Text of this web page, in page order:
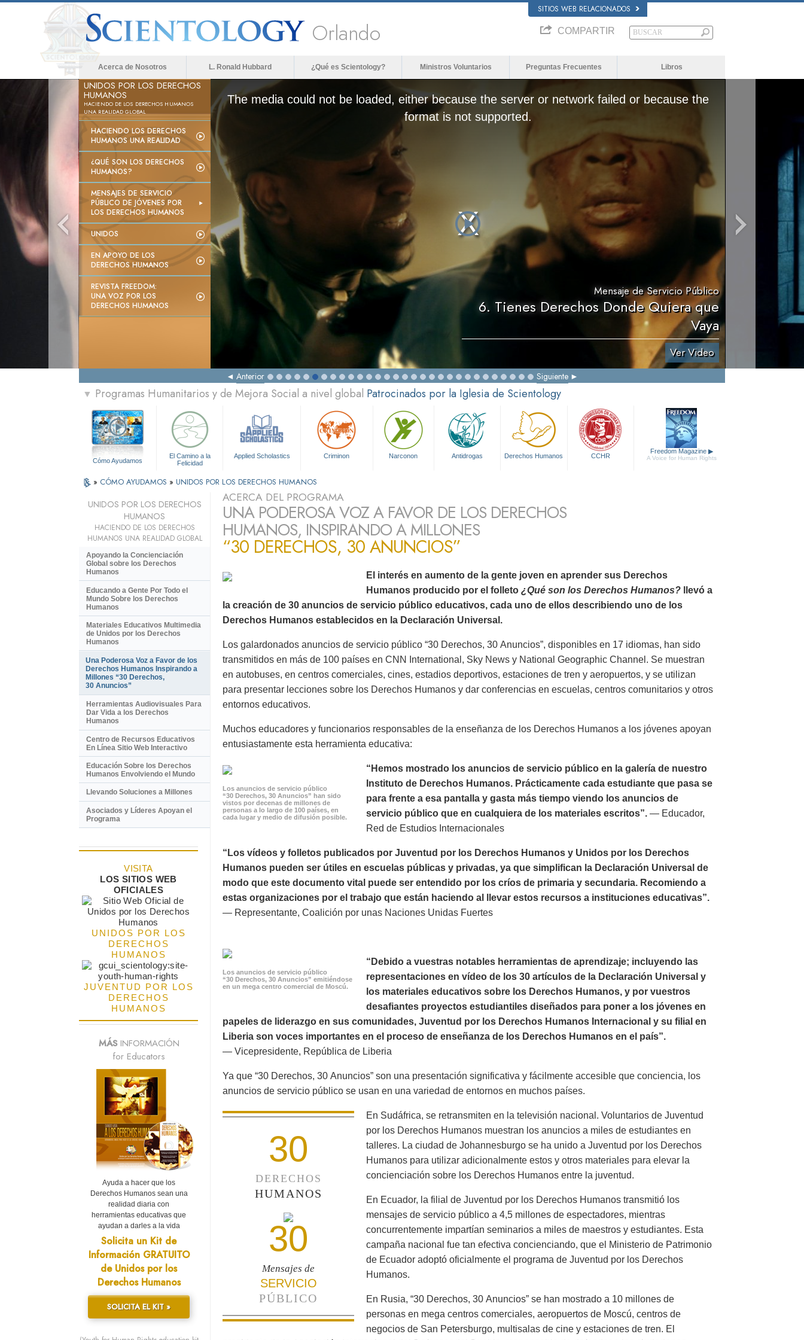
SITIOS WEB RELACIONADOS
Orlando COMPARTIR
Acerca de Nosotros L. Ronald Hubbard ¿Qué es Scientology? Ministros Voluntarios Preguntas Frecuentes Libros
UNIDOS POR LOS DERECHOS
HUMANOS
HACIENDO DE LOS DERECHOS HUMANOS
UNA REALIDAD GLOBAL
HACIENDO LOS DERECHOS
HUMANOS UNA REALIDAD
¿QUÉ SON LOS DERECHOS
HUMANOS?
MENSAJES DE SERVICIO
PÚBLICO DE JÓVENES POR
LOS DERECHOS HUMANOS
UNIDOS
EN APOYO DE LOS
DERECHOS HUMANOS
REVISTA FREEDOM:
UNA VOZ POR LOS
DERECHOS HUMANOS
The media could not be loaded, either because the server or network failed or because the
format is not supported.
Mensaje de Servicio Público
6. Tienes Derechos Donde Quiera que
Vaya
Ver Video
Anterior Siguiente
▼ Programas Humanitarios y de Mejora Social a nivel global Patrocinados por la Iglesia de Scientology
Cómo Ayudamos
El Camino a la
Felicidad
Applied Scholastics Criminon Narconon Antidrogas Derechos Humanos CCHR
Freedom Magazine ▶
A Voice for Human Rights
» CÓMO AYUDAMOS » UNIDOS POR LOS DERECHOS HUMANOS
ACERCA DEL PROGRAMA
UNA PODEROSA VOZ A FAVOR DE LOS DERECHOS
HUMANOS, INSPIRANDO A MILLONES
“30 DERECHOS, 30 ANUNCIOS”
El interés en aumento de la gente joven en aprender sus Derechos
Humanos producido por el folleto ¿Qué son los Derechos Humanos? llevó a
la creación de 30 anuncios de servicio público educativos, cada uno de ellos describiendo uno de los
Derechos Humanos establecidos en la Declaración Universal.
Los galardonados anuncios de servicio público “30 Derechos, 30 Anuncios”, disponibles en 17 idiomas, han sido
transmitidos en más de 100 países en CNN International, Sky News y National Geographic Channel. Se muestran
en autobuses, en centros comerciales, cines, estadios deportivos, estaciones de tren y aeropuertos, y se utilizan
para presentar lecciones sobre los Derechos Humanos y dar conferencias en escuelas, centros comunitarios y otros
entornos educativos.
Muchos educadores y funcionarios responsables de la enseñanza de los Derechos Humanos a los jóvenes apoyan
entusiastamente esta herramienta educativa:
Los anuncios de servicio público
“30 Derechos, 30 Anuncios” han sido
vistos por decenas de millones de
personas a lo largo de 100 países, en
cada lugar y medio de difusión posible.
“Hemos mostrado los anuncios de servicio público en la galería de nuestro
Instituto de Derechos Humanos. Prácticamente cada estudiante que pasa se
para frente a esa pantalla y gasta más tiempo viendo los anuncios de
servicio público que en cualquiera de los materiales escritos”. — Educador,
Red de Estudios Internacionales
“Los vídeos y folletos publicados por Juventud por los Derechos Humanos y Unidos por los Derechos
Humanos pueden ser útiles en escuelas públicas y privadas, ya que simplifican la Declaración Universal de
modo que este documento vital puede ser entendido por los críos de primaria y secundaria. Recomiendo a
estas organizaciones por el trabajo que están haciendo al llevar estos recursos a instituciones educativas”.
— Representante, Coalición por unas Naciones Unidas Fuertes
Los anuncios de servicio público
“30 Derechos, 30 Anuncios” emitiéndose
en un mega centro comercial de Moscú.
“Debido a vuestras notables herramientas de aprendizaje; incluyendo las
representaciones en vídeo de los 30 artículos de la Declaración Universal y
los materiales educativos sobre los Derechos Humanos, y por vuestros
desafiantes proyectos estudiantiles diseñados para poner a los jóvenes en
papeles de liderazgo en sus comunidades, Juventud por los Derechos Humanos Internacional y su filial en
Liberia son voces importantes en el proceso de enseñanza de los Derechos Humanos en el país”.
— Vicepresidente, República de Liberia
Ya que “30 Derechos, 30 Anuncios” son una presentación significativa y fácilmente accesible que conciencia, los
anuncios de servicio público se usan en una variedad de entornos en muchos países.
30
DERECHOS
HUMANOS
30
Mensajes de
SERVICIO
PÚBLICO
En Sudáfrica, se retransmiten en la televisión nacional. Voluntarios de Juventud
por los Derechos Humanos muestran los anuncios a miles de estudiantes en
talleres. La ciudad de Johannesburgo se ha unido a Juventud por los Derechos
Humanos para utilizar adicionalmente estos y otros materiales para elevar la
concienciación sobre los Derechos Humanos entre la juventud.
En Ecuador, la filial de Juventud por los Derechos Humanos transmitió los
mensajes de servicio público a 4,5 millones de espectadores, mientras
concurrentemente impartían seminarios a miles de maestros y estudiantes. Esta
campaña nacional fue tan efectiva concienciando, que el Ministerio de Patrimonio
de Ecuador adoptó oficialmente el programa de Juventud por los Derechos
Humanos.
En Rusia, “30 Derechos, 30 Anuncios” se han mostrado a 10 millones de
personas en mega centros comerciales, aeropuertos de Moscú, centros de
negocios de San Petersburgo, multisalas de cine y estaciones de tren. El
UNIDOS POR LOS DERECHOS
HUMANOS
HACIENDO DE LOS DERECHOS
HUMANOS UNA REALIDAD GLOBAL
Apoyando la Concienciación
Global sobre los Derechos
Humanos
Educando a Gente Por Todo el
Mundo Sobre los Derechos
Humanos
Materiales Educativos Multimedia
de Unidos por los Derechos
Humanos
Una Poderosa Voz a Favor de los
Derechos Humanos Inspirando a
Millones “30 Derechos,
30 Anuncios”
Herramientas Audiovisuales Para
Dar Vida a los Derechos
Humanos
Centro de Recursos Educativos
En Línea Sitio Web Interactivo
Educación Sobre los Derechos
Humanos Envolviendo el Mundo
Llevando Soluciones a Millones
Asociados y Líderes Apoyan el
Programa
VISITA
LOS SITIOS WEB
OFICIALES
UNIDOS POR LOS
DERECHOS
HUMANOS
JUVENTUD POR LOS
DERECHOS
HUMANOS
MÁSINFORMACIÓN
for Educators
Ayuda a hacer que los
Derechos Humanos sean una
realidad diaria con
herramientas educativas que
ayudan a darles a la vida
Solicita un Kit de
Información GRATUITO
de Unidos por los
Derechos Humanos
SOLICITA EL KIT »